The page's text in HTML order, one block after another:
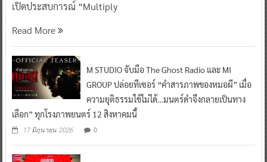
เปิดประสบการณ์ “Multiply
Read More
M STUDIO จับมือ The Ghost Radio และ MI
GROUP ปล่อยทีเซอร์ “คำสารภาพของหมอผี” เมื่อ
ความยุติธรรมใช้ไม่ได้…มนตร์ดำจึงกลายเป็นทาง
เลือก” ทุกโรงภาพยนตร์ 12 สิงหาคมนี้
17 มิถุนายน 2026 0